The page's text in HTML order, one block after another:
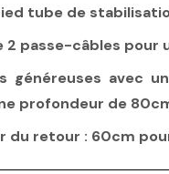
tube de
2 passe-câbles pour
généreuses avec
profondeur de
du retour : 60cm